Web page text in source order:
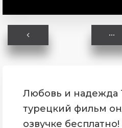
Любовь и надежда
турецкий фильм
озвучке бесплатно!